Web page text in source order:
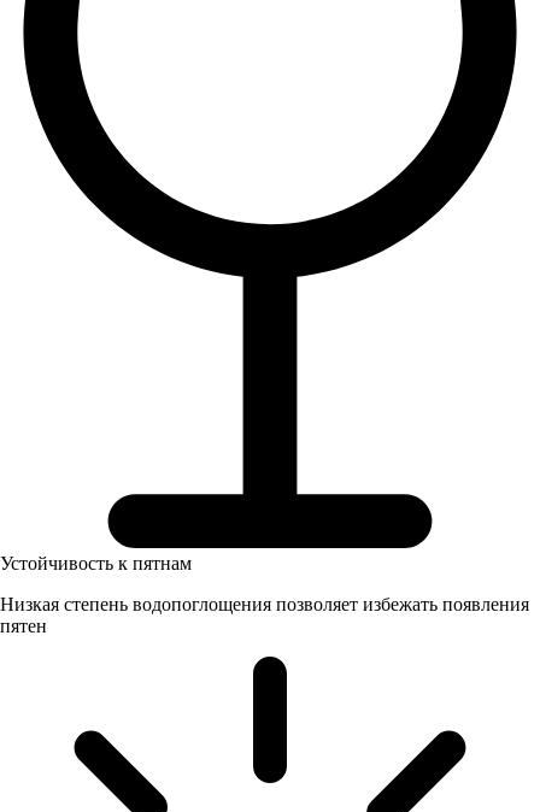
Устойчивость к пятнам
Низкая степень водопоглощения позволяет избежать появления
пятен